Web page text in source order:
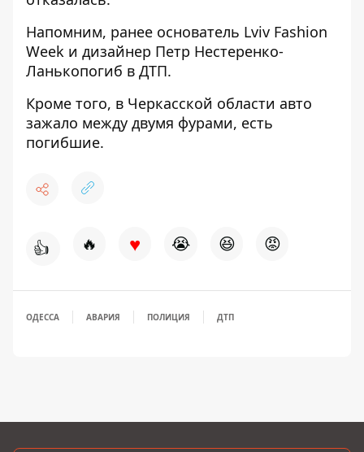
Напомним, ранее основатель Lviv Fashion
Week и дизайнер Петр Нестеренко-
Ланькопогиб в ДТП.
Кроме того, в Черкасской области авто
зажало между двумя фурами, есть
погибшие.
👍 🔥 ♥ 😭 😆 😡
ОДЕССА АВАРИЯ ПОЛИЦИЯ ДТП